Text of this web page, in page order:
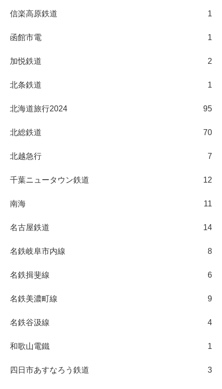
信楽高原鉄道 1
函館市電 1
加悦鉄道 2
北条鉄道 1
北海道旅行2024 95
北総鉄道 70
北越急行 7
千葉ニュータウン鉄道 12
南海 11
名古屋鉄道 14
名鉄岐阜市内線 8
名鉄揖斐線 6
名鉄美濃町線 9
名鉄谷汲線 4
和歌山電鐵 1
四日市あすなろう鉄道 3